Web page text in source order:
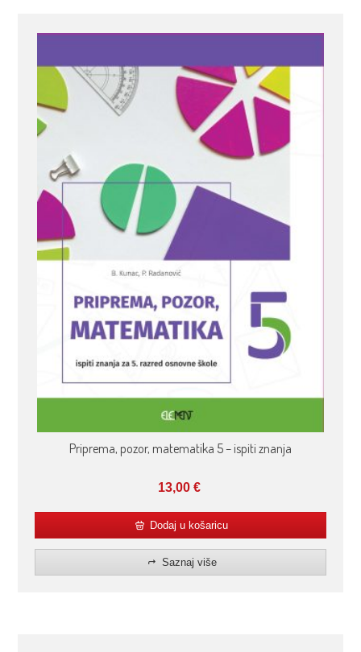
Priprema, pozor, matematika 5 – ispiti znanja
13,00 €
Dodaj u košaricu
Saznaj više